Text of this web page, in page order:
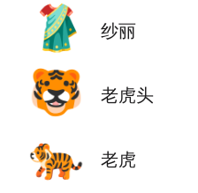
🥻 纱丽
🐯 老虎头
🐅 老虎